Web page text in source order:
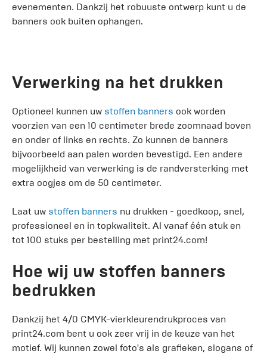
evenementen. Dankzij het robuuste ontwerp kunt u de
banners ook buiten ophangen.
Verwerking na het drukken
Optioneel kunnen uw stoffen banners ook worden
voorzien van een 10 centimeter brede zoomnaad boven
en onder of links en rechts. Zo kunnen de banners
bijvoorbeeld aan palen worden bevestigd. Een andere
mogelijkheid van verwerking is de randversterking met
extra oogjes om de 50 centimeter.
Laat uw stoffen banners nu drukken - goedkoop, snel,
professioneel en in topkwaliteit. Al vanaf één stuk en
tot 100 stuks per bestelling met print24.com!
Hoe wij uw stoffen banners
bedrukken
Dankzij het 4/0 CMYK-vierkleurendrukproces van
print24.com bent u ook zeer vrij in de keuze van het
motief. Wij kunnen zowel foto's als grafieken, slogans of